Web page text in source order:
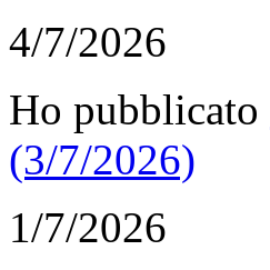
4/7/2026
Ho pubblicato
(3/7/2026)
1/7/2026